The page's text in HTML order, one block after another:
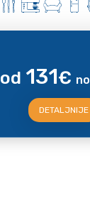
od 131€
DETALJNIJE